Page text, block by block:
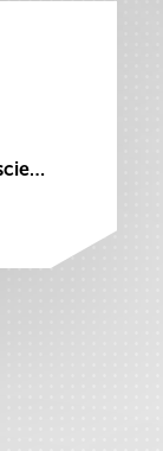
susanne.akerlund@dalarnasciencepark.se